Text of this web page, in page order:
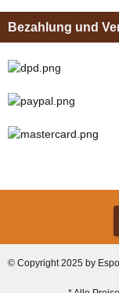
Zilco
Zilco
Bestseller
Bezahlung und
© Copyright 2025 by